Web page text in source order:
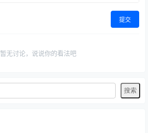
提交
暂无讨论，说说你的看法吧